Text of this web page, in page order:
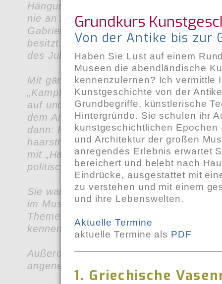
Hängung des Blauen Reiters im
nie an faszinierenden
Gabriele Münter die weltweit größte
besitzt. Die Ausstellung findet im
des Jubiläums "100 Jahre
Mit gängigen Gladiatoren Klischees
„Kampf in der Arena“ in der
auf und stellt dabei neue
dem Archäologischen Nationalmuseum
dann: Haare, Haare, Haare! Mit rund
haarsträubenden Exponaten führt uns
mit „Haar Macht Lust“ in diverse
politische Haarspalterei in die
Sie waren noch nie in der
im Museum Fünf Kontinente? Dann
Themenführungen lernen Sie die
kennen!
Außerdem geht es wieder hinaus in die
angenehmen Sommertemperaturen
Grundkurs
Von der Antike bis zur
Haben Sie Lust auf einem
Museen die abendländische
kennenzulernen? Ich vermittle
Kunstgeschichte von der
Grundbegriffe, künstlerische
Hintergründe. Sie schulen ihr
kunstgeschichtlichen
und Architektur der großen
anregendes Erlebnis erwartet
bereichert und belebt nach
Eindrücke, ausgestattet mit
zu verstehen und mit einem
und ihre Lebenswelten.
Aktuelle Termine
aktuelle Termine als PDF
1. Griechische